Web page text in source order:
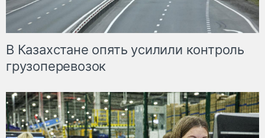
В Казахстане опять усилили контроль
грузоперевозок